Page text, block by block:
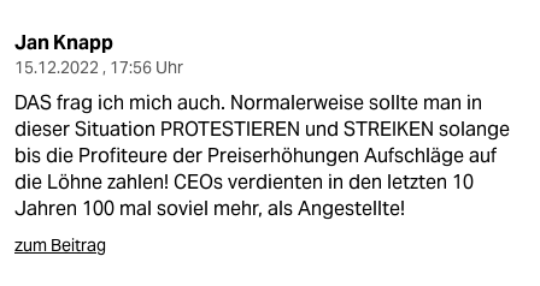
Jan Knapp
15.12.2022 , 17:56 Uhr
DAS frag ich mich auch. Normalerweise sollte man in
dieser Situation PROTESTIEREN und STREIKEN solange
bis die Profiteure der Preiserhöhungen Aufschläge auf
die Löhne zahlen! CEOs verdienten in den letzten 10
Jahren 100 mal soviel mehr, als Angestellte!
zum Beitrag